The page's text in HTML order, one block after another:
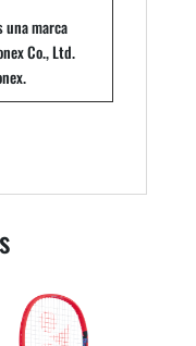
una marca
Co., Ltd.